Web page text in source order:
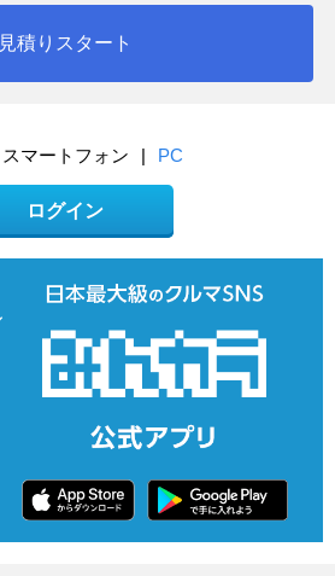
見積りスタート
スマートフォン | PC
ログイン